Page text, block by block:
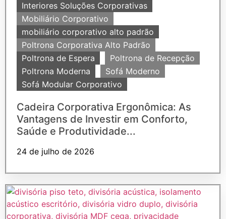
Interiores Soluções Corporativas
Mobiliário Corporativo
mobiliário corporativo alto padrão
Poltrona Corporativa Alto Padrão
Poltrona de Espera
Poltrona de Recepção
Poltrona Moderna
Sofá Moderno
Sofá Modular Corporativo
Cadeira Corporativa Ergonômica: As
Vantagens de Investir em Conforto,
Saúde e Produtividade...
24 de julho de 2026